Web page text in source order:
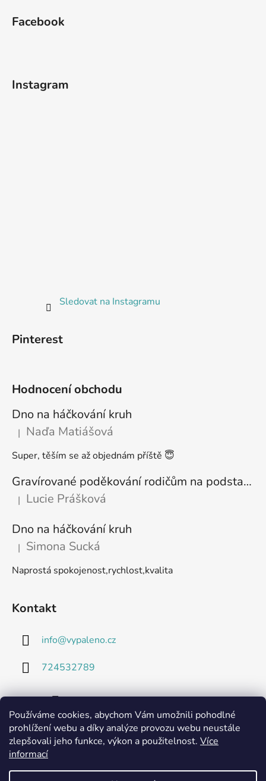
Používáme cookies, abychom Vám umožnili pohodlné
prohlížení webu a díky analýze provozu webu neustále
zlepšovali jeho funkce, výkon a použitelnost. Více
informací
Facebook
Instagram
Sledovat na Instagramu
Pinterest
Hodnocení obchodu
Dno na háčkování kruh
Hodnocení produktu je 5 z 5 hvězdiček.
| Naďa Matiášová
Super, těším se až objednám příště 😇
Gravírované poděkování rodičům na podstavci
Hodnocení produktu je 5 z 5 hvězdiček.
| Lucie Prášková
Dno na háčkování kruh
Hodnocení produktu je 5 z 5 hvězdiček.
| Simona Sucká
Naprostá spokojenost,rychlost,kvalita
Kontakt
info@vypaleno.cz
724532789
Technické listy a informace o použitých materiálech